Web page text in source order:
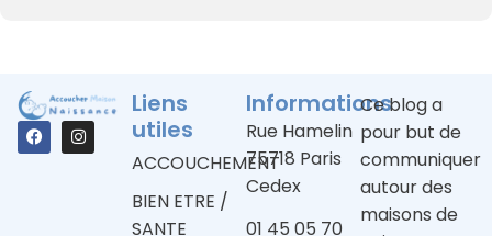
Liens
utiles
ACCOUCHEMENT
BIEN ETRE /
SANTE
Informations
Rue Hamelin
75718 Paris
Cedex
01 45 05 70
Ce blog a
pour but de
communiquer
autour des
maisons de